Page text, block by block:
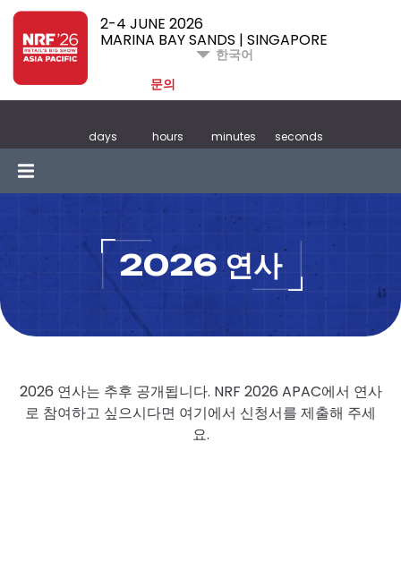
2-4 JUNE 2026
MARINA BAY SANDS | SINGAPORE
한국어
문의
days hours minutes seconds
2026 연사
2026 연사는 추후 공개됩니다. NRF 2026 APAC에서 연사
로 참여하고 싶으시다면 여기에서 신청서를 제출해 주세
요.